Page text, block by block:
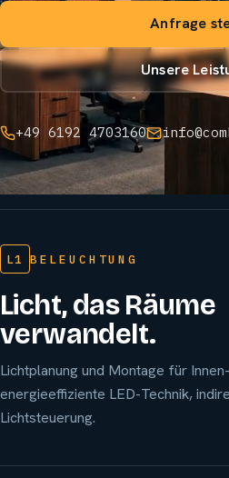
Anfrage
Unsere
+49 6192 4703160
L1 BELEUCHTUNG
Licht, das Räume
verwandelt.
Lichtplanung und Montage für
energieeffiziente LED-Technik,
Lichtsteuerung.